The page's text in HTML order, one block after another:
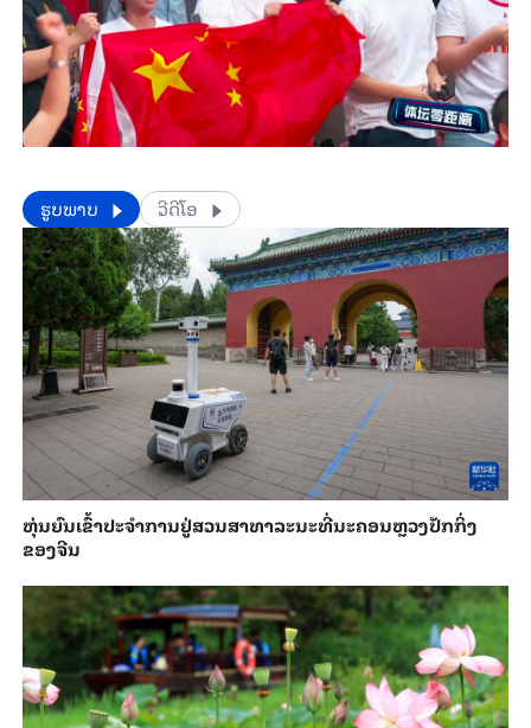
​​ຮູບພາບ ວີດີໂອ
​ຫຸ່ນ​ຍົນ​ເຂົ້າ​ປະ​ຈຳ​ການ​ຢູ່​ສວນ​ສາ​ທາ​ລະ​ນະ​ທີ່​ນະ​ຄອນຫຼວງ​ປັກ​ກິ່ງ​
ຂອງ​ຈີນ